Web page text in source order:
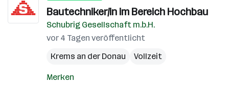
Bautechniker/in im Bereich Hochbau
Schubrig Gesellschaft m.b.H.
vor 4 Tagen veröffentlicht
Krems an der Donau
Vollzeit
Merken